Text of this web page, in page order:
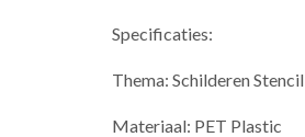
Specificaties:
Thema: Schilderen Stencil
Materiaal: PET Plastic